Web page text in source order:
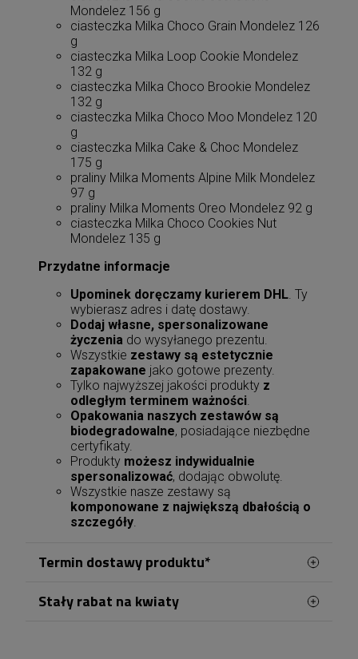
Mondelez 156 g
ciasteczka Milka Choco Grain Mondelez 126
g
ciasteczka Milka Loop Cookie Mondelez
132 g
ciasteczka Milka Choco Brookie Mondelez
132 g
ciasteczka Milka Choco Moo Mondelez 120
g
ciasteczka Milka Cake & Choc Mondelez
175 g
praliny Milka Moments Alpine Milk Mondelez
97 g
praliny Milka Moments Oreo Mondelez 92 g
ciasteczka Milka Choco Cookies Nut
Mondelez 135 g
Przydatne informacje
Upominek doręczamy kurierem DHL. Ty
wybierasz adres i datę dostawy.
Dodaj własne, spersonalizowane
życzenia do wysyłanego prezentu.
Wszystkie zestawy są estetycznie
zapakowane jako gotowe prezenty.
Tylko najwyższej jakości produkty z
odległym terminem ważności.
Opakowania naszych zestawów są
biodegradowalne, posiadające niezbędne
certyfikaty.
Produkty możesz indywidualnie
spersonalizować, dodając obwolutę.
Wszystkie nasze zestawy są
komponowane z największą dbałością o
szczegóły.
Termin dostawy produktu*
Zamówienia kwiatowe w Jastrzębiu-Zdroju
Stały rabat na kwiaty